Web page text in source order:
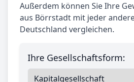
Außerdem können Sie Ihre
aus Börrstadt mit jeder
Deutschland vergleichen.
Ihre Gesellschaftsform: